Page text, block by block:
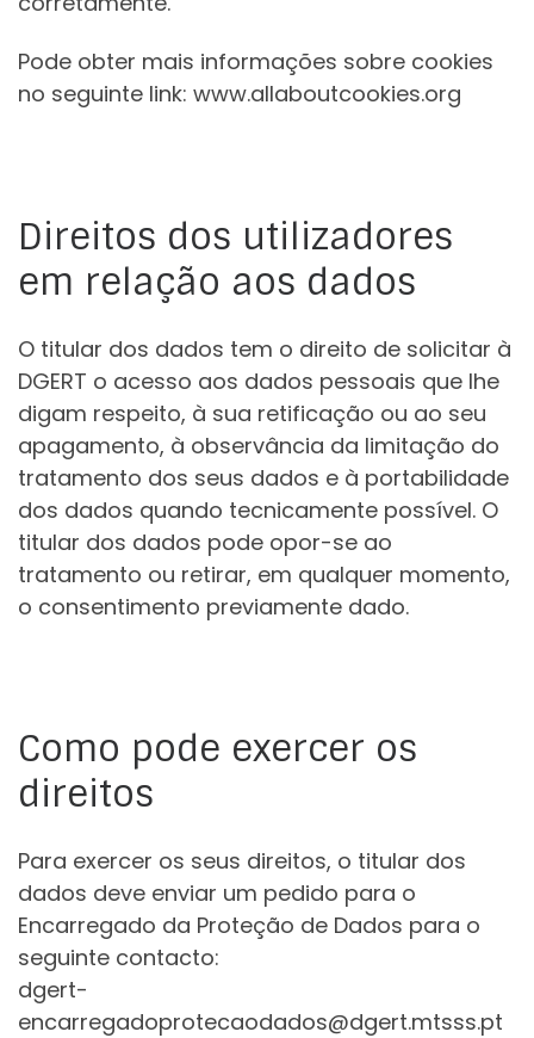
Pode obter mais informações sobre cookies
no seguinte link: www.allaboutcookies.org
Direitos dos utilizadores
em relação aos dados
O titular dos dados tem o direito de solicitar à
DGERT o acesso aos dados pessoais que lhe
digam respeito, à sua retificação ou ao seu
apagamento, à observância da limitação do
tratamento dos seus dados e à portabilidade
dos dados quando tecnicamente possível. O
titular dos dados pode opor-se ao
tratamento ou retirar, em qualquer momento,
o consentimento previamente dado.
Como pode exercer os
direitos
Para exercer os seus direitos, o titular dos
dados deve enviar um pedido para o
Encarregado da Proteção de Dados para o
seguinte contacto:
dgert-
encarregadoprotecaodados@dgert.mtsss.pt